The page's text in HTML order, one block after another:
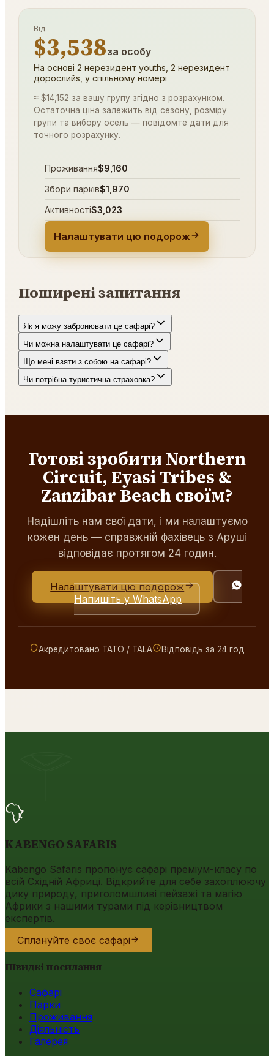
Від
$3,538за особу
На основі 2 нерезидент youths, 2 нерезидент
дорослийs, у спільному номері
≈ $14,152 за вашу групу згідно з розрахунком.
Остаточна ціна залежить від сезону, розміру
групи та вибору осель — повідомте дати для
точного розрахунку.
Проживання$9,160
Збори парків$1,970
Активності$3,023
Налаштувати цю подорож
Поширені запитання
Як я можу забронювати це сафарі?
Чи можна налаштувати це сафарі?
Що мені взяти з собою на сафарі?
Чи потрібна туристична страховка?
Готові зробити Northern
Circuit, Eyasi Tribes &
Zanzibar Beach своїм?
Надішліть нам свої дати, і ми налаштуємо
кожен день — справжній фахівець з Аруші
відповідає протягом 24 годин.
Налаштувати цю подорож
Напишіть у WhatsApp
Акредитовано TATO / TALA Відповідь за 24 год
KABENGO SAFARIS
Kabengo Safaris пропонує сафарі преміум-класу по
всій Східній Африці. Відкрийте для себе захоплюючу
дику природу, приголомшливі пейзажі та магію
Африки з нашими турами під керівництвом
експертів.
Сплануйте своє сафарі
Швидкі посилання
Сафарі
Парки
Проживання
Діяльність
Галерея